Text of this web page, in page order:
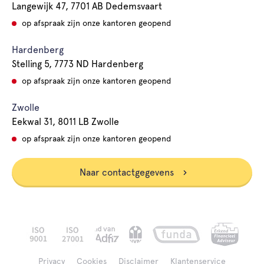
Langewijk 47, 7701 AB Dedemsvaart
op afspraak zijn onze kantoren geopend
Hardenberg
Stelling 5, 7773 ND Hardenberg
op afspraak zijn onze kantoren geopend
Zwolle
Eekwal 31, 8011 LB Zwolle
op afspraak zijn onze kantoren geopend
Naar contactgegevens
Privacy Cookies Disclaimer Klantenservice